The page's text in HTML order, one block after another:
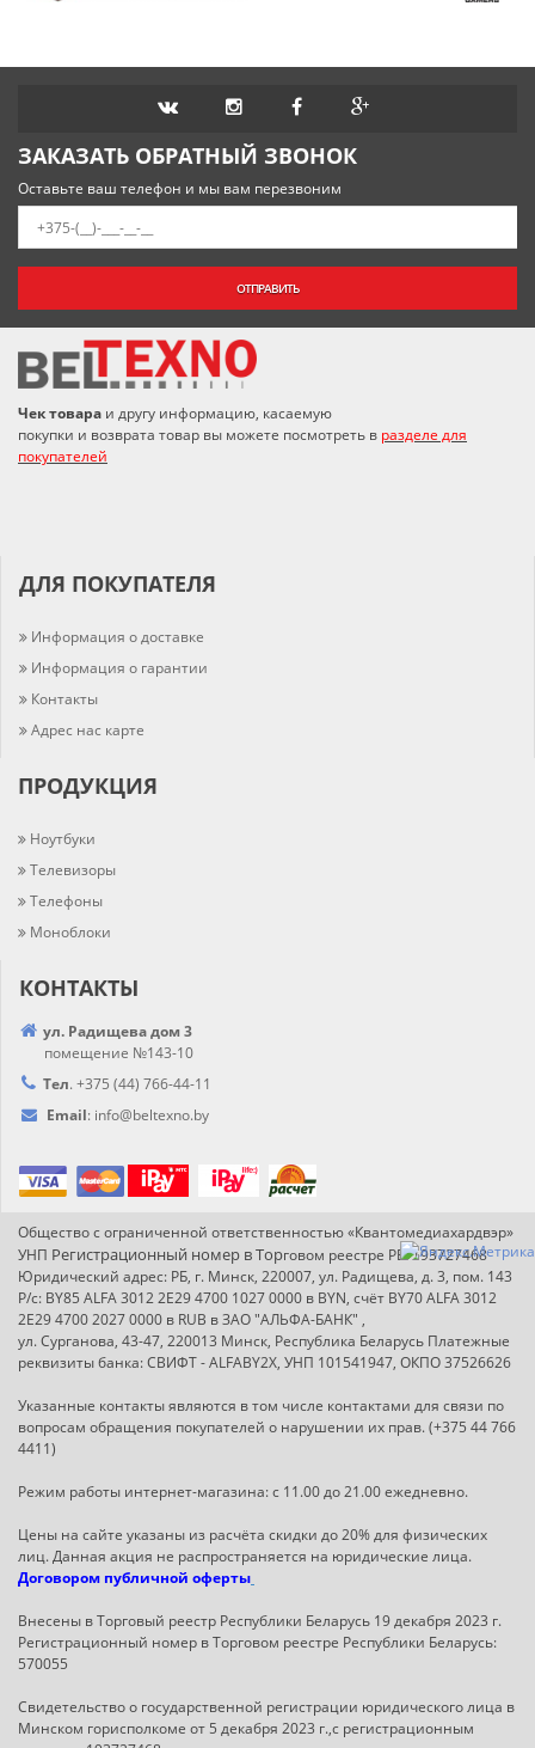
ЗАКАЗАТЬ ОБРАТНЫЙ ЗВОНОК
Оставьте ваш телефон и мы вам перезвоним
ОТПРАВИТЬ
Чек товара и другу информацию, касаемую
покупки и возврата товар вы можете посмотреть в разделе для
покупателей
ДЛЯ ПОКУПАТЕЛЯ
Информация о доставке
Информация о гарантии
Контакты
Адрес нас карте
ПРОДУКЦИЯ
Ноутбуки
Телевизоры
Телефоны
Моноблоки
КОНТАКТЫ
ул. Радищева дом 3
помещение №143-10
Тел. +375 (44) 766-44-11
Email: info@beltexno.by
Общество с ограниченной ответственностью «Квантомедиахардвэр»
УНП Регистрационный номер в Торговом реестре РБ: 193727468
Юридический адрес: РБ, г. Минск, 220007, ул. Радищева, д. 3, пом. 143
Р/с: BY85 ALFA 3012 2E29 4700 1027 0000 в BYN, счёт BY70 ALFA 3012
2E29 4700 2027 0000 в RUB в ЗАО "АЛЬФА-БАНК" ,
ул. Сурганова, 43-47, 220013 Минск, Республика Беларусь Платежные
реквизиты банка: СВИФТ - ALFABY2X, УНП 101541947, ОКПО 37526626
Указанные контакты являются в том числе контактами для связи по
вопросам обращения покупателей о нарушении их прав. (+375 44 766
4411)
Режим работы интернет-магазина: с 11.00 до 21.00 ежедневно.
Цены на сайте указаны из расчёта скидки до 20% для физических
лиц. Данная акция не распространяется на юридические лица.
Договором публичной оферты
Внесены в Торговый реестр Республики Беларусь 19 декабря 2023 г.
Регистрационный номер в Торговом реестре Республики Беларусь:
570055
Свидетельство о государственной регистрации юридического лица в
Минском горисполкоме от 5 декабря 2023 г.,с регистрационным